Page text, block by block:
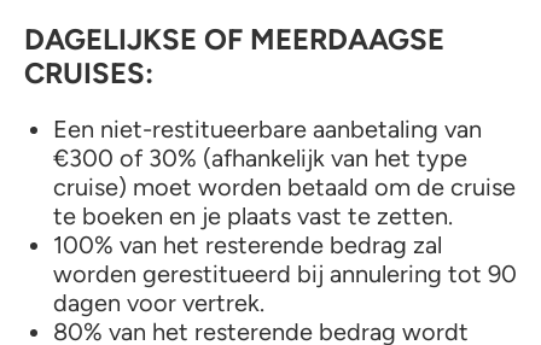
DAGELIJKSE OF MEERDAAGSE
CRUISES:
Een niet-restitueerbare aanbetaling van
€300 of 30% (afhankelijk van het type
cruise) moet worden betaald om de cruise
te boeken en je plaats vast te zetten.
100% van het resterende bedrag zal
worden gerestitueerd bij annulering tot 90
dagen voor vertrek.
80% van het resterende bedrag wordt